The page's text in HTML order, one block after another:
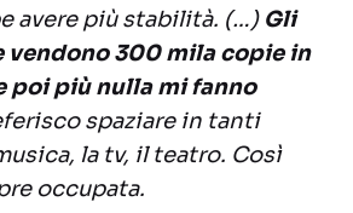
avere più stabilità. (…) Gli
vendono 300 mila copie in
poi più nulla mi fanno
spaziare in tanti
la tv, il teatro. Così
occupata.